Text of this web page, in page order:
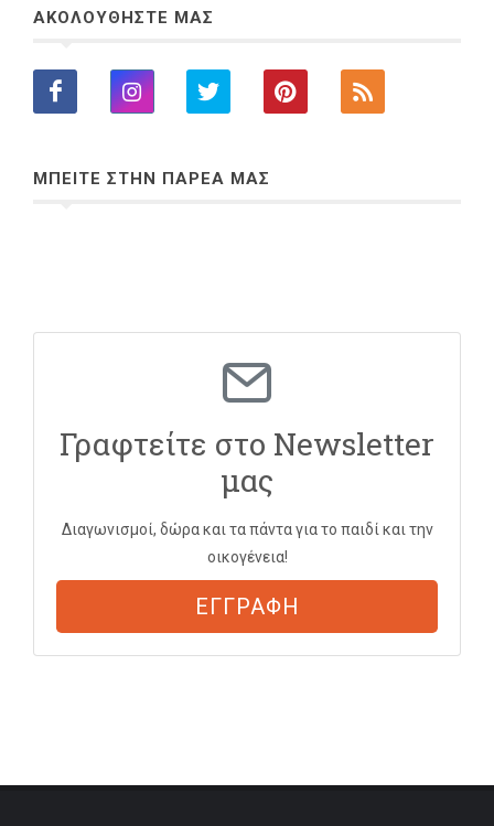
ΑΚΟΛΟΥΘΗΣΤΕ ΜΑΣ
ΜΠΕΙΤΕ ΣΤΗΝ ΠΑΡΕΑ ΜΑΣ
Γραφτείτε στο Newsletter
μας
Διαγωνισμοί, δώρα και τα πάντα για το παιδί και την
οικογένεια!
ΕΓΓΡΑΦΗ